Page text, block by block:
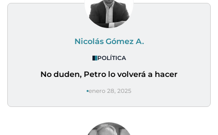
Nicolás Gómez A.
POLÍTICA
No duden, Petro lo volverá a hacer
enero 28, 2025